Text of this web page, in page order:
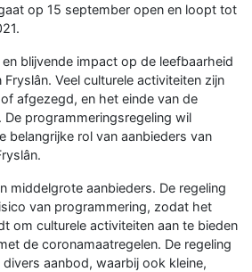
op 15 september open en loopt tot
blijvende impact op de leefbaarheid
Veel culturele activiteiten zijn
afgezegd, en het einde van de
programmeringsregeling wil
belangrijke rol van aanbieders van
middelgrote aanbieders. De regeling
van programmering, zodat het
om culturele activiteiten aan te bieden
de coronamaatregelen. De regeling
aanbod, waarbij ook kleine,